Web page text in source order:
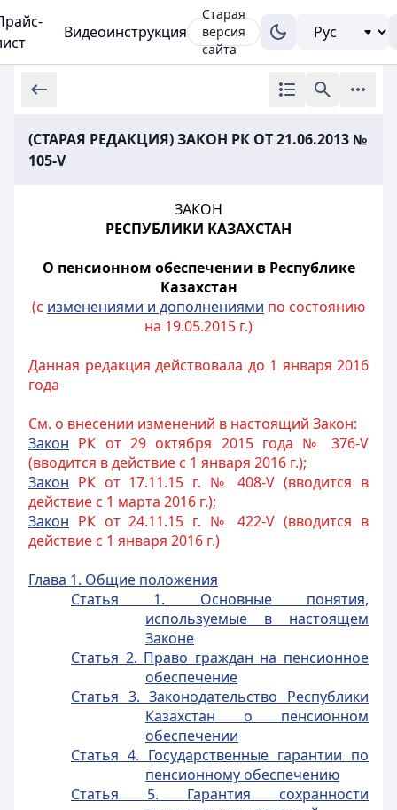
Видеоинструкция
Старая
версия
сайта
(СТАРАЯ РЕДАКЦИЯ) ЗАКОН РК ОТ 21.06.2013 №
105-V
ЗАКОН
РЕСПУБЛИКИ КАЗАХСТАН
О пенсионном обеспечении в Республике
Казахстан
(с изменениями и дополнениями по состоянию
на 19.05.2015 г.)
Данная редакция действовала до 1 января 2016
года
См. о внесении изменений в настоящий Закон:
Закон РК от 29 октября 2015 года № 376-V
(вводится в действие с 1 января 2016 г.);
Закон РК от 17.11.15 г. № 408-V (вводится в
действие с 1 марта 2016 г.);
Закон РК от 24.11.15 г. № 422-V (вводится в
действие с 1 января 2016 г.)
Глава 1. Общие положения
Статья 1. Основные понятия,
используемые в настоящем
Законе
Статья 2. Право граждан на пенсионное
обеспечение
Статья 3. Законодательство Республики
Казахстан о пенсионном
обеспечении
Статья 4. Государственные гарантии по
пенсионному обеспечению
Статья 5. Гарантия сохранности